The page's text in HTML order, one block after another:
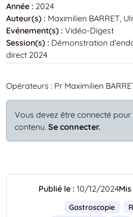
Année : 2024
Auteur(s) : Maximilien BARRET,
Evénement(s) : Vidéo-Digest
Session(s) : Démonstration
direct 2024
Opérateurs : Pr Maximilien
Vous devez être connecté pour
contenu. Se connecter.
Publié le : 10/12/2024
Gastroscopie